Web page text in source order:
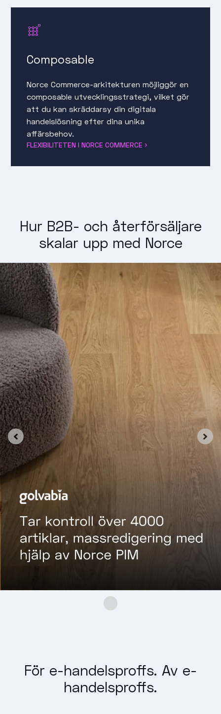
Composable
Norce Commerce-arkitekturen möjliggör en
composable utvecklingsstrategi, vilket gör
att du kan skräddarsy din digitala
handelslösning efter dina unika
affärsbehov.
FLEXIBILITETEN I NORCE COMMERCE
Hur B2B- och återförsäljare
skalar upp med Norce
För e-handelsproffs. Av e-
handelsproffs.